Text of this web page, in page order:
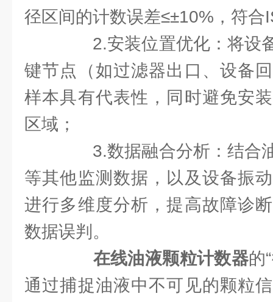
径区间的计数误差≤±10%，符合
2.安装位置优化：将设
键节点（如过滤器出口、设备
样本具有代表性，同时避免安
区域；
3.数据融合分析：结合
等其他监测数据，以及设备振
进行多维度分析，提高故障诊
数据误判。
在线油液颗粒计数器的
通过捕捉油液中不可见的颗粒